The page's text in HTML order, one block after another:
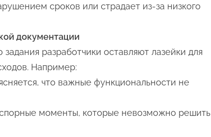
сроков или страдает из-за низкого
документации
разработчики оставляют лазейки для
Например:
что важные функциональности не
моменты, которые невозможно решить